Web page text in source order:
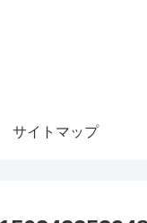
サイトマップ